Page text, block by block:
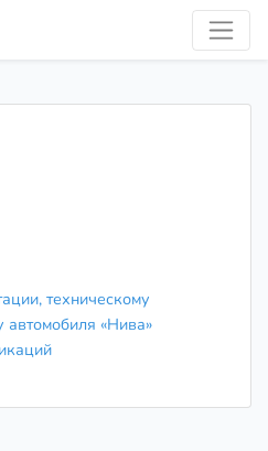
техническому
«Нива»